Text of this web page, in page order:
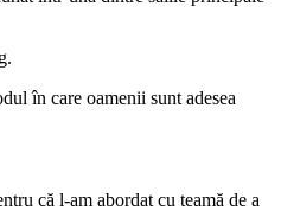
în care oamenii sunt adesea
că l-am abordat cu teamă de a